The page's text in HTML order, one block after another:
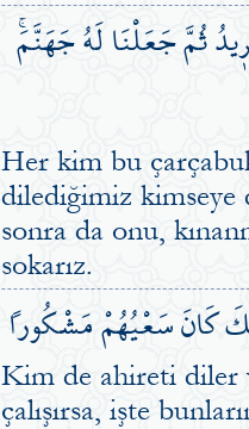
ثُمَّ جَعَلْنَا لَهُ جَهَنَّمَۚ
Her kim bu
dilediğimiz kimseye
sonra da onu,
sokarız.
كَانَ سَعْيُهُمْ مَشْكُوراً
Kim de ahireti diler
çalışırsa, işte